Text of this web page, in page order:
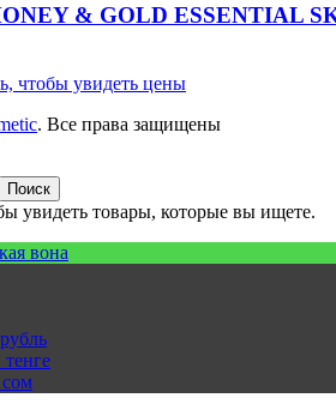
& GOLD ESSENTIAL
чтобы увидеть цены
. Все права защищены
Поиск
увидеть товары, которые вы ищете.
вона